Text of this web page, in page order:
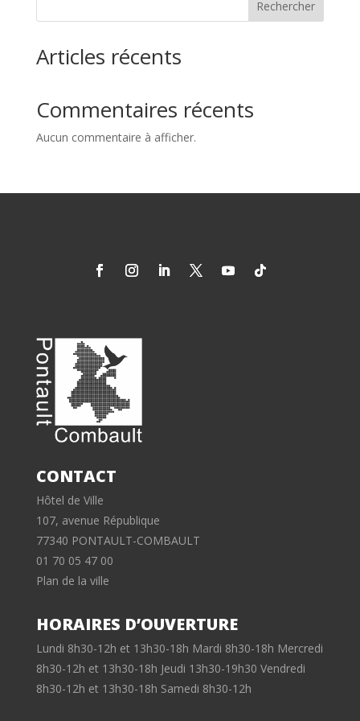
Rechercher
Articles récents
Commentaires récents
Aucun commentaire à afficher.
CONTACT
Hôtel de Ville
107, avenue République
77340 PONTAULT-COMBAULT
01 70 05 47 00
Plan de la ville
HORAIRES D’OUVERTURE
Lundi 8h30-12h et 13h30-18h Mardi 8h30-18h Mercredi
8h30-12h et 13h30-18h Jeudi 13h30-19h30 Vendredi
8h30-12h et 13h30-18h Samedi 8h30-12h